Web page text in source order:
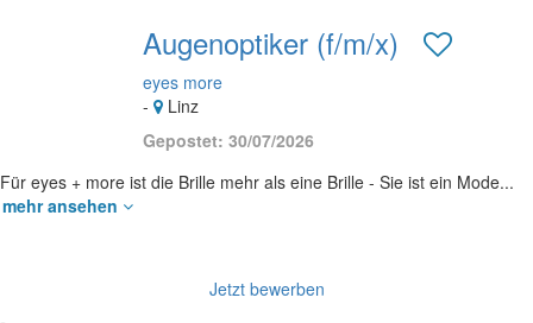
Augenoptiker (f/m/x)
eyes more
-
Linz
Gepostet: 30/07/2026
Jetzt bewerben
Für eyes + more ist die Brille mehr als eine Brille - Sie ist ein Mode...
mehr ansehen